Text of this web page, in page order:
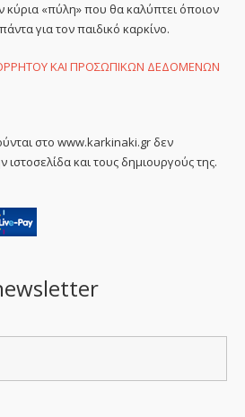
κύρια «πύλη» που θα καλύπτει όποιον
για τον παιδικό καρκίνο.
ΚΑΙ ΠΡΟΣΩΠΙΚΩΝ ΔΕΔΟΜΕΝΩΝ
στο www.karkinaki.gr δεν
και τους δημιουργούς της.